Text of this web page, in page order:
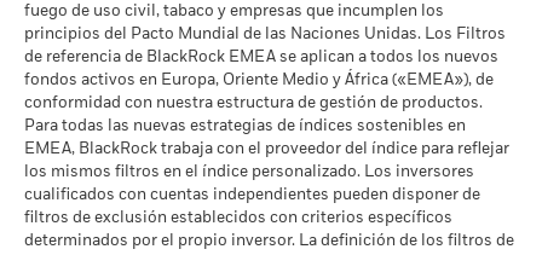
Liquidativo (VL), con reinversión de los ingresos brutos
cuando corresponda. La rentabilidad de su inversión puede
aumentar o disminuir como resultado de las fluctuaciones del
valor de las divisas si su inversión se realiza en una divisa
distinta de la utilizada para el cálculo de la rentabilidad
MSCI (toneladas de
emisiones de CO2 / millón de
$ en ventas)
Porcentaje de Cobertura ESG
de MSCI
a 17 jul 2026
99,52
Puntuación de Calidad ESG
de MSCI - Percentil entre
Empresas Similares
50,18
MSCI - Arenas Bituminosas
a 30 jun 2026
Cobertura de Implicación
Empresarial
a 30 jun 2026
100,15%
Porcentaje del Fondo no
cubierto
fuego de uso civil, tabaco y empresas que incumplen los
principios del Pacto Mundial de las Naciones Unidas. Los Filtros
de referencia de BlackRock EMEA se aplican a todos los nuevos
fondos activos en Europa, Oriente Medio y África («EMEA»), de
conformidad con nuestra estructura de gestión de productos.
Para todas las nuevas estrategias de índices sostenibles en
EMEA, BlackRock trabaja con el proveedor del índice para reflejar
los mismos filtros en el índice personalizado. Los inversores
cualificados con cuentas independientes pueden disponer de
filtros de exclusión establecidos con criterios específicos
determinados por el propio inversor. La definición de los filtros de